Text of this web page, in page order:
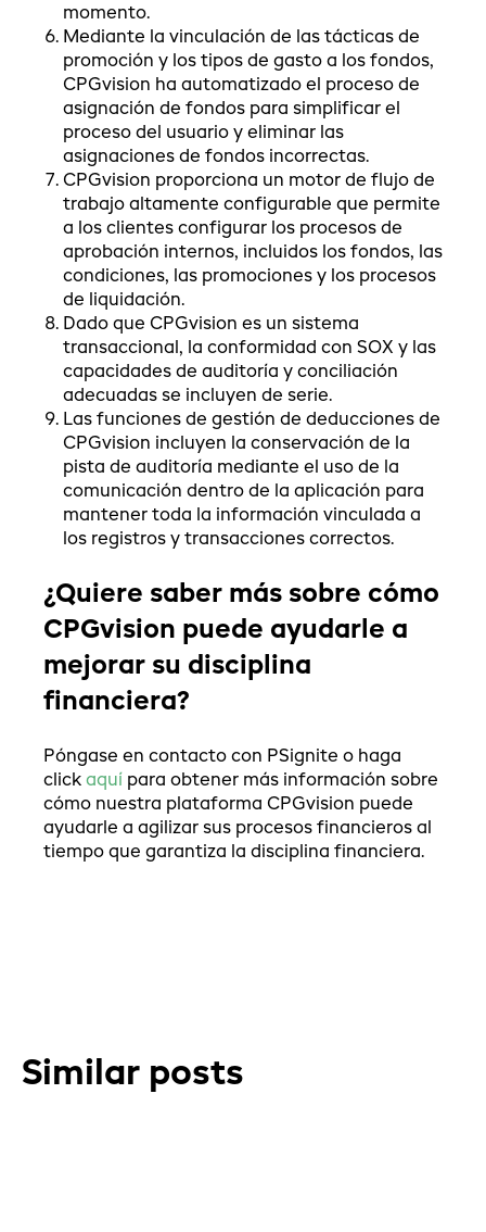
momento.
Mediante la vinculación de las tácticas de
promoción y los tipos de gasto a los fondos,
CPGvision ha automatizado el proceso de
asignación de fondos para simplificar el
proceso del usuario y eliminar las
asignaciones de fondos incorrectas.
CPGvision proporciona un motor de flujo de
trabajo altamente configurable que permite
a los clientes configurar los procesos de
aprobación internos, incluidos los fondos, las
condiciones, las promociones y los procesos
de liquidación.
Dado que CPGvision es un sistema
transaccional, la conformidad con SOX y las
capacidades de auditoría y conciliación
adecuadas se incluyen de serie.
Las funciones de gestión de deducciones de
CPGvision incluyen la conservación de la
pista de auditoría mediante el uso de la
comunicación dentro de la aplicación para
mantener toda la información vinculada a
los registros y transacciones correctos.
¿Quiere saber más sobre cómo
CPGvision puede ayudarle a
mejorar su disciplina
financiera?
Póngase en contacto con PSignite o haga
click aquí para obtener más información sobre
cómo nuestra plataforma CPGvision puede
ayudarle a agilizar sus procesos financieros al
tiempo que garantiza la disciplina financiera.
Similar posts